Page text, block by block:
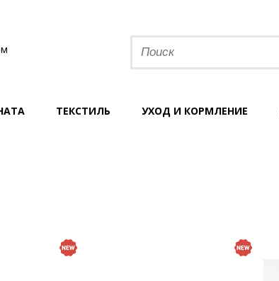
ТЕКСТИЛЬ УХОД И КОРМЛЕНИЕ